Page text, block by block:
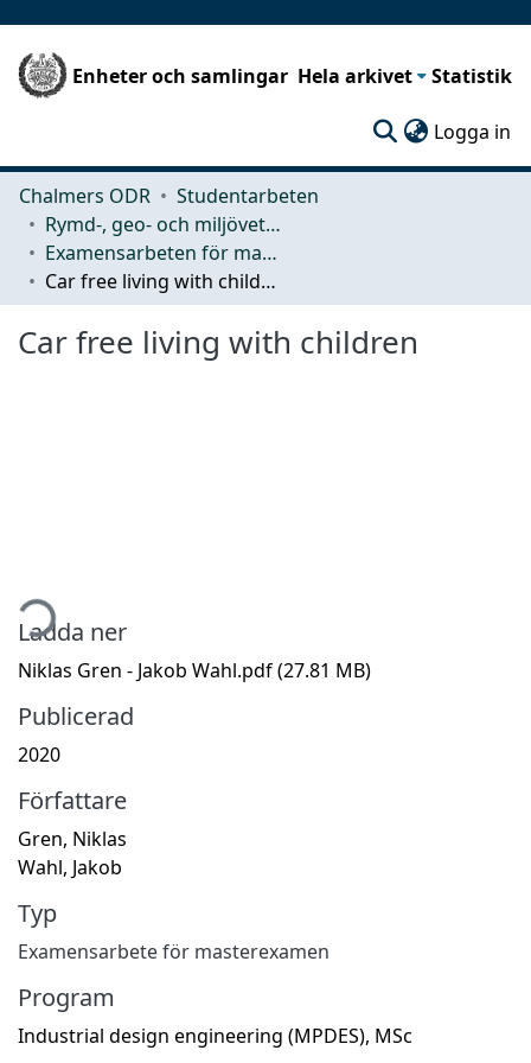
Enheter och samlingar Hela arkivet Statistik
Logga in
Chalmers ODR
Studentarbeten
Rymd-, geo- och miljövetenskap (SEE)
Examensarbeten för masterexamen
Car free living with children
Car free living with children
Ladda ner
Niklas Gren - Jakob Wahl.pdf(27.81 MB)
Publicerad
2020
Författare
Gren, Niklas
Wahl, Jakob
Typ
Examensarbete för masterexamen
Program
Industrial design engineering (MPDES), MSc